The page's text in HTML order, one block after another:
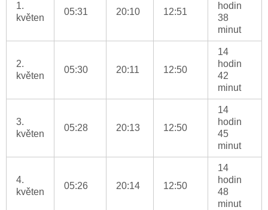
1.
květen
05:31 20:10 12:51
hodin
38
minut
2.
květen
05:30 20:11 12:50
14
hodin
42
minut
3.
květen
05:28 20:13 12:50
14
hodin
45
minut
4.
květen
05:26 20:14 12:50
14
hodin
48
minut